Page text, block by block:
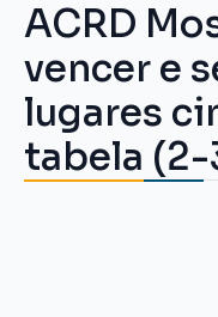
ACRD
vencer e
lugares
tabela (2-